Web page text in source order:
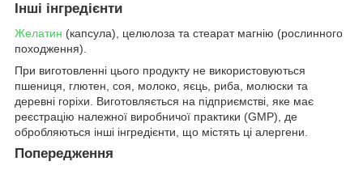
Інші інгредієнти
Желатин (капсула), целюлоза та стеарат магнію (рослинного
походження).
При виготовленні цього продукту не використовуються
пшениця, глютен, соя, молоко, яєць, риба, молюски та
деревні горіхи. Виготовляється на підприємстві, яке має
реєстрацію належної виробничої практики (GMP), де
обробляються інші інгредієнти, що містять ці алергени.
Попередження